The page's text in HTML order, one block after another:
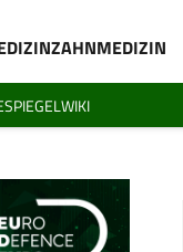
ZAHNMEDIZIN
WIKI